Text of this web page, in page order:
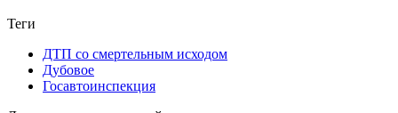
Теги
ДТП со смертельным исходом
Дубовое
Госавтоинспекция